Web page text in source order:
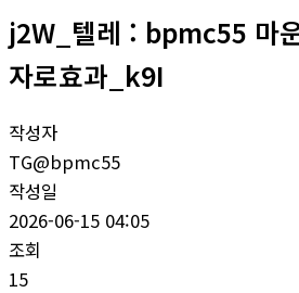
j2W_텔레 : bpmc55 마
자로효과_k9I
작성자
TG@bpmc55
작성일
2026-06-15 04:05
조회
15